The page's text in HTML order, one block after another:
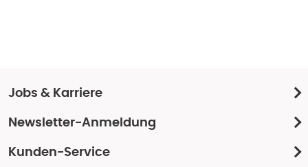
Jobs & Karriere
Newsletter-Anmeldung
Kunden-Service